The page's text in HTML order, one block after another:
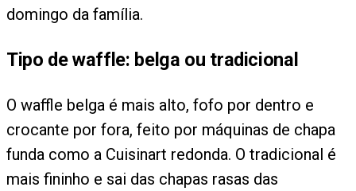
domingo da família.
Tipo de waffle: belga ou tradicional
O waffle belga é mais alto, fofo por dentro e
crocante por fora, feito por máquinas de chapa
funda como a Cuisinart redonda. O tradicional é
mais fininho e sai das chapas rasas das